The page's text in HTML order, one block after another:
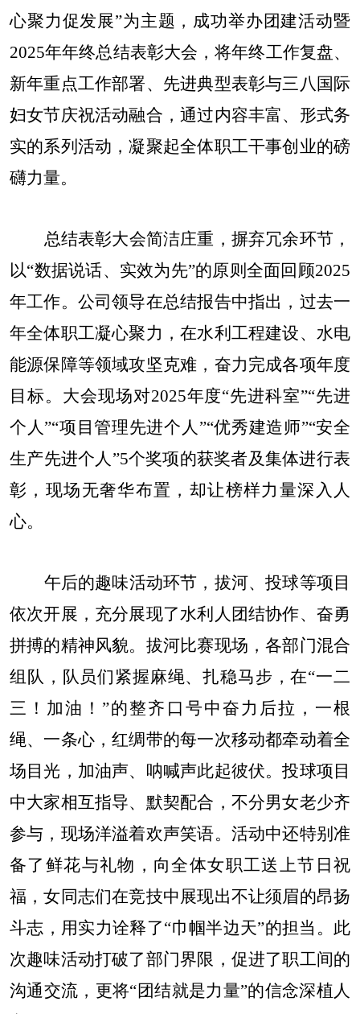
心聚力促发展”为主题，成功举办团建活动暨
2025年年终总结表彰大会，将年终工作复盘、
新年重点工作部署、先进典型表彰与三八国际
妇女节庆祝活动融合，通过内容丰富、形式务
实的系列活动，凝聚起全体职工干事创业的磅
礴力量。
总结表彰大会简洁庄重，摒弃冗余环节，
以“数据说话、实效为先”的原则全面回顾2025
年工作。公司领导在总结报告中指出，过去一
年全体职工凝心聚力，在水利工程建设、水电
能源保障等领域攻坚克难，奋力完成各项年度
目标。大会现场对2025年度“先进科室”“先进
个人”“项目管理先进个人”“优秀建造师”“安全
生产先进个人”5个奖项的获奖者及集体进行表
彰，现场无奢华布置，却让榜样力量深入人
心。
午后的趣味活动环节，拔河、投球等项目
依次开展，充分展现了水利人团结协作、奋勇
拼搏的精神风貌。拔河比赛现场，各部门混合
组队，队员们紧握麻绳、扎稳马步，在“一二
三！加油！”的整齐口号中奋力后拉，一根
绳、一条心，红绸带的每一次移动都牵动着全
场目光，加油声、呐喊声此起彼伏。投球项目
中大家相互指导、默契配合，不分男女老少齐
参与，现场洋溢着欢声笑语。活动中还特别准
备了鲜花与礼物，向全体女职工送上节日祝
福，女同志们在竞技中展现出不让须眉的昂扬
斗志，用实力诠释了“巾帼半边天”的担当。此
次趣味活动打破了部门界限，促进了职工间的
沟通交流，更将“团结就是力量”的信念深植人